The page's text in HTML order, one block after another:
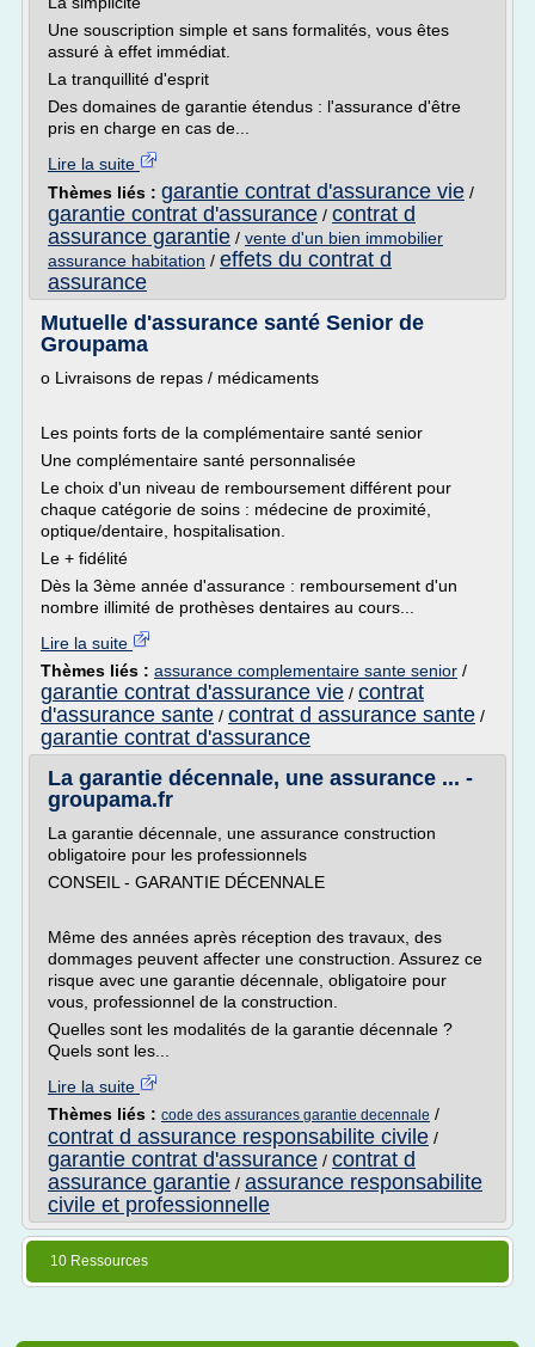
Une souscription simple et sans formalités, vous êtes
assuré à effet immédiat.
La tranquillité d'esprit
Des domaines de garantie étendus : l'assurance d'être
pris en charge en cas de...
Lire la suite
Thèmes liés : garantie contrat d'assurance vie /
garantie contrat d'assurance / contrat d
assurance garantie / vente d'un bien immobilier
assurance habitation / effets du contrat d
assurance
Mutuelle d'assurance santé Senior de
Groupama
o Livraisons de repas / médicaments
Les points forts de la complémentaire santé senior
Une complémentaire santé personnalisée
Le choix d'un niveau de remboursement différent pour
chaque catégorie de soins : médecine de proximité,
optique/dentaire, hospitalisation.
Le + fidélité
Dès la 3ème année d'assurance : remboursement d'un
nombre illimité de prothèses dentaires au cours...
Lire la suite
Thèmes liés : assurance complementaire sante senior /
garantie contrat d'assurance vie / contrat
d'assurance sante / contrat d assurance sante /
garantie contrat d'assurance
La garantie décennale, une assurance ... -
groupama.fr
La garantie décennale, une assurance construction
obligatoire pour les professionnels
CONSEIL - GARANTIE DÉCENNALE
Même des années après réception des travaux, des
dommages peuvent affecter une construction. Assurez ce
risque avec une garantie décennale, obligatoire pour
vous, professionnel de la construction.
Quelles sont les modalités de la garantie décennale ?
Quels sont les...
Lire la suite
Thèmes liés : code des assurances garantie decennale /
contrat d assurance responsabilite civile /
garantie contrat d'assurance / contrat d
assurance garantie / assurance responsabilite
civile et professionnelle
10 Ressources